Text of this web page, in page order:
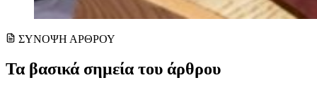
ΣΥΝΟΨΗ ΑΡΘΡΟΥ
Τα βασικά σημεία του άρθρου